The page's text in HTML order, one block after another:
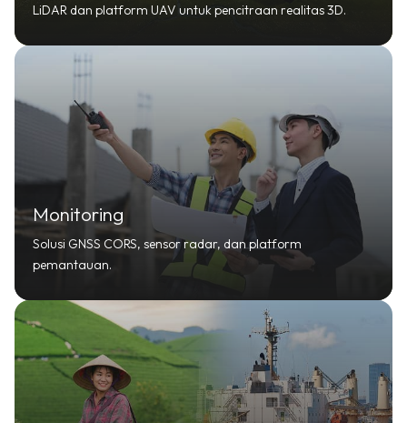
LiDAR dan platform UAV untuk pencitraan realitas 3D.
Monitoring
Solusi GNSS CORS, sensor radar, dan platform
pemantauan.